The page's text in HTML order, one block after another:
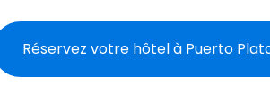
Réservez votre hôtel à Puerto